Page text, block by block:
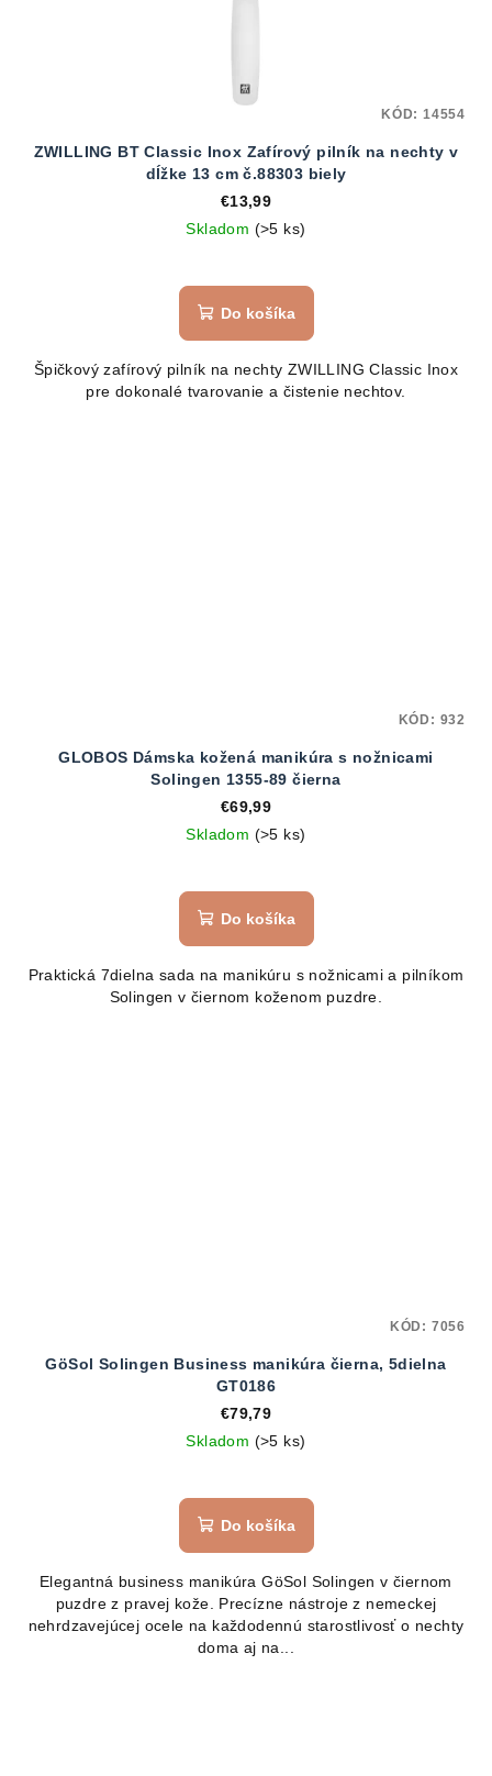
ZWILLING BT Classic Inox Zafírový pilník na nechty v
dĺžke 13 cm č.88303 biely
€13,99
Skladom (>5 ks)
Do košíka
Špičkový zafírový pilník na nechty ZWILLING Classic Inox
pre dokonalé tvarovanie a čistenie nechtov.
KÓD: 14554
GLOBOS Dámska kožená manikúra s nožnicami
Solingen 1355-89 čierna
€69,99
Skladom (>5 ks)
Do košíka
Praktická 7dielna sada na manikúru s nožnicami a pilníkom
Solingen v čiernom koženom puzdre.
KÓD: 932
GöSol Solingen Business manikúra čierna, 5dielna
GT0186
€79,79
Skladom (>5 ks)
Do košíka
Elegantná business manikúra GöSol Solingen v čiernom
puzdre z pravej kože. Precízne nástroje z nemeckej
nehrdzavejúcej ocele na každodennú starostlivosť o nechty
doma aj na...
KÓD: 7056